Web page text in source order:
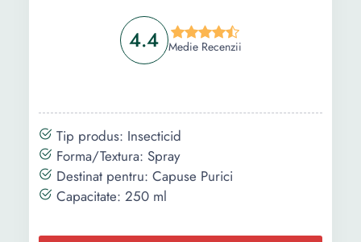
4.4 Medie Recenzii
Tip produs: Insecticid
Forma/Textura: Spray
Destinat pentru: Capuse Purici
Capacitate: 250 ml